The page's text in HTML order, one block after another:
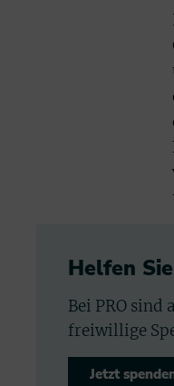
Helfen
Bei PRO
freiwillige
Jetzt